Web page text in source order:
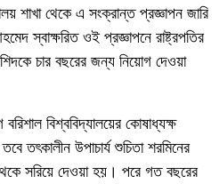
শাখা থেকে এ সংক্রান্ত প্রজ্ঞাপন জারি
স্বাক্ষরিত ওই প্রজ্ঞাপনে রাষ্ট্রপতির
চার বছরের জন্য নিয়োগ দেওয়া
বিশ্ববিদ্যালয়ের কোষাধ্যক্ষ
তৎকালীন উপাচার্য শুচিতা শরমিনের
সরিয়ে দেওয়া হয়। পরে গত বছরের